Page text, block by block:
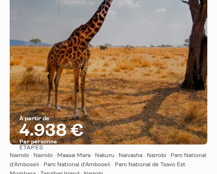
À partir de
4.938 €
Par personne
Afficher
ÉTAPES
Nairobi · Nairobi · Maasai Mara · Nakuru · Naivasha · Nairobi · Parc National
d'Amboseli · Parc National d'Amboseli · Parc National de Tsavo Est ·